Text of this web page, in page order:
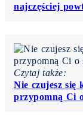
najczęściej
Czytaj także:
Nie czujesz się
przypomną Ci